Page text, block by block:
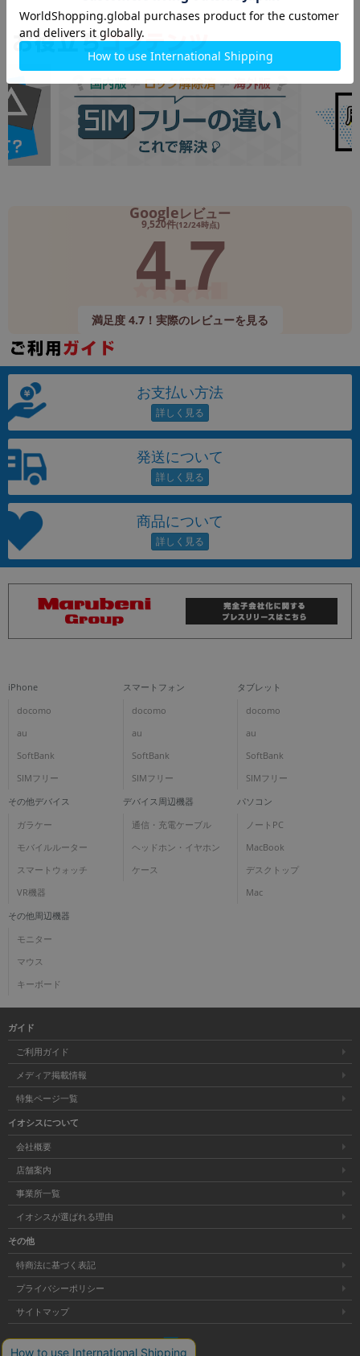
Googleレビュー
9,520件(12/24時点)
4.7
満足度 4.7！実際のレビューを見る
お支払い方法
発送について
商品について
iPhone
docomo
au
SoftBank
SIMフリー
スマートフォン
docomo
au
SoftBank
SIMフリー
タブレット
docomo
au
SoftBank
SIMフリー
その他デバイス
ガラケー
モバイルルーター
スマートウォッチ
VR機器
デバイス周辺機器
通信・充電ケーブル
ヘッドホン・イヤホン
ケース
パソコン
ノートPC
MacBook
デスクトップ
Mac
その他周辺機器
モニター
マウス
キーボード
ガイド
ご利用ガイド
メディア掲載情報
特集ページ一覧
イオシスについて
会社概要
店舗案内
事業所一覧
イオシスが選ばれる理由
その他
特商法に基づく表記
プライバシーポリシー
サイトマップ